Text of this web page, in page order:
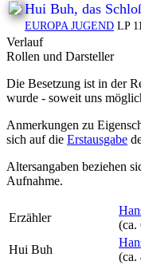
Hui Buh, das
EUROPA JUGEND LP
Verlauf
Rollen und Darsteller
Die Besetzung ist in der
wurde - soweit uns
Anmerkungen zu
sich auf die Erstausgabe
Altersangaben beziehen
Aufnahme.
Erzähler
(ca.
Hui Buh
(ca.